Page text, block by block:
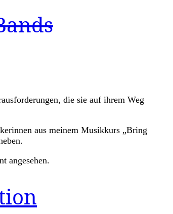
die sie auf ihrem Weg
aus meinem Musikkurs „Bring
angesehen.